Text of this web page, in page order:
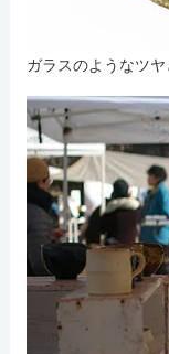
ガラスのようなツ